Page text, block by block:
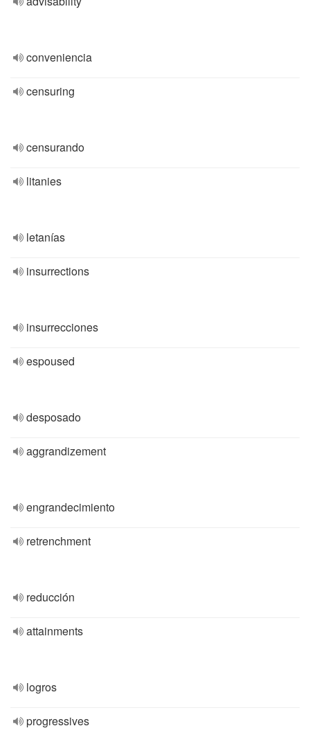
conveniencia
censuring
censurando
litanies
letanías
insurrections
insurrecciones
espoused
desposado
aggrandizement
engrandecimiento
retrenchment
reducción
attainments
logros
progressives